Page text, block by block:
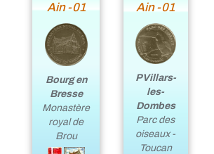
Ain -01
Bourg en
Bresse
Monastère
royal de
Brou
Ain -01
PVillars-
les-
Dombes
Parc des
oiseaux -
Toucan